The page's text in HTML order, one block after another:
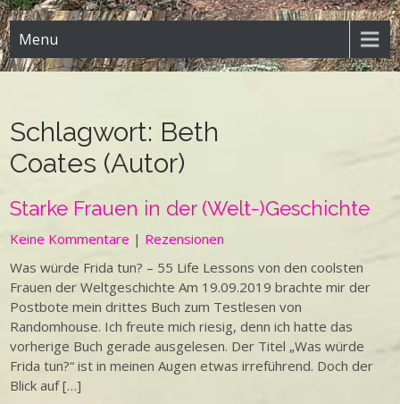
Menu
Schlagwort: Beth
Coates (Autor)
Starke Frauen in der (Welt-)Geschichte
Keine Kommentare | Rezensionen
Was würde Frida tun? – 55 Life Lessons von den coolsten
Frauen der Weltgeschichte Am 19.09.2019 brachte mir der
Postbote mein drittes Buch zum Testlesen von
Randomhouse. Ich freute mich riesig, denn ich hatte das
vorherige Buch gerade ausgelesen. Der Titel „Was würde
Frida tun?“ ist in meinen Augen etwas irreführend. Doch der
Blick auf […]